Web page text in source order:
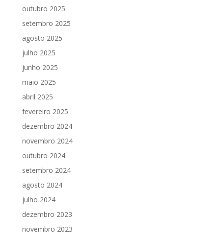
outubro 2025
setembro 2025
agosto 2025
julho 2025
junho 2025
maio 2025
abril 2025
fevereiro 2025
dezembro 2024
novembro 2024
outubro 2024
setembro 2024
agosto 2024
julho 2024
dezembro 2023
novembro 2023